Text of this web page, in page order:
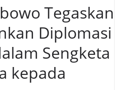
Tegaskan
Diplomasi
Sengketa
kepada